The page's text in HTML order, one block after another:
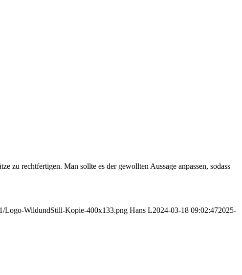
zu rechtfertigen. Man sollte es der gewollten Aussage anpassen, sodass
Logo-WildundStill-Kopie-400x133.png Hans L2024-03-18 09:02:472025-